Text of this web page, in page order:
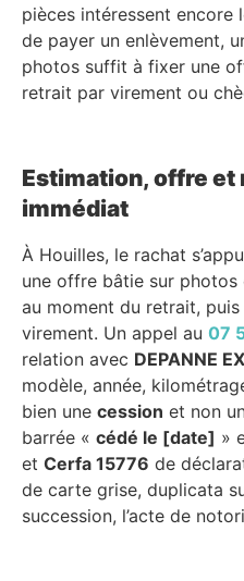
pièces intéressent encore
de payer un enlèvement,
photos suffit à fixer une
retrait par virement ou
Estimation, offre et
immédiat
À Houilles, le rachat
une offre bâtie sur
au moment du retrait,
virement. Un appel au 07
relation avec DEPANNE
modèle, année,
bien une cession et non
barrée « cédé le [date] »
et Cerfa 15776 de
de carte grise, duplicata
succession, l’acte de